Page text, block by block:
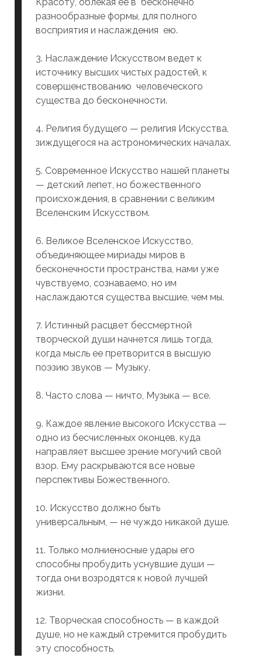
разнообразные формы, для полного
восприятия и наслаждения ею.
3. Наслаждение Искусством ведет к
источнику высших чистых радостей, к
совершенствованию человеческого
существа до бесконечности.
4. Религия будущего — религия Искусства,
зиждущегося на астрономических началах.
5. Современное Искусство нашей планеты
— детский лепет, но божественного
происхождения, в сравнении с великим
Вселенским Искусством.
6. Великое Вселенское Искусство,
объединяющее мириады миров в
бесконечности пространства, нами уже
чувствуемо, сознаваемо, но им
наслаждаются существа высшие, чем мы.
7. Истинный расцвет бессмертной
творческой души начнется лишь тогда,
когда мысль ее претворится в высшую
поэзию звуков — Музыку.
8. Часто слова — ничто, Музыка — все.
9. Каждое явление высокого Искусства —
одно из бесчисленных оконцев, куда
направляет высшее зрение могучий свой
взор. Ему раскрываются все новые
перспективы Божественного.
10. Искусство должно быть
универсальным, — не чуждо никакой душе.
11. Только молниеносные удары его
способны пробудить уснувшие души —
тогда они возродятся к новой лучшей
жизни.
12. Творческая способность — в каждой
душе, но не каждый стремится пробудить
эту способность.